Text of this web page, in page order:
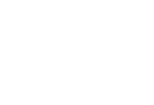
گردشگری و صنایع‌دستی￼